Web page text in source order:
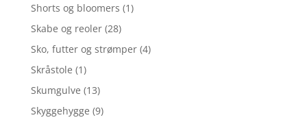
Shorts og bloomers (1)
Skabe og reoler (28)
Sko, futter og strømper (4)
Skråstole (1)
Skumgulve (13)
Skyggehygge (9)